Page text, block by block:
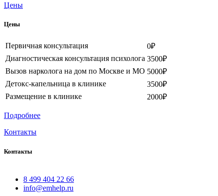
Цены
Цены
Первичная консультация
0₽
Диагностическая консультация психолога 3500₽
Вызов нарколога на дом по Москве и МО 5000₽
Детокс-капельница в клинике
3500₽
Размещение в клинике
2000₽
Подробнее
Контакты
Контакты
8 499 404 22 66
info@emhelp.ru